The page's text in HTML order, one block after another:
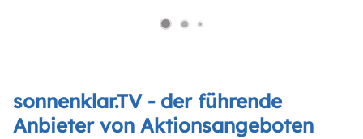
sonnenklar.TV - der führende
Anbieter von Aktionsangeboten